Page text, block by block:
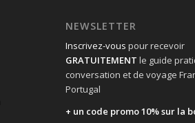
NEWSLETTER
Inscrivez-vous pour recevoir
GRATUITEMENT le guide
conversation et de voyage
Portugal
+ un code promo 10% sur la